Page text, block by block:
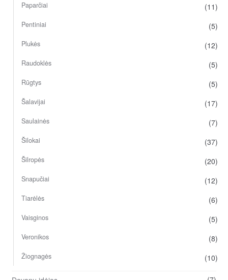
Paparčiai (11)
Pentiniai (5)
Plukės (12)
Raudoklės (5)
Rūgtys (5)
Šalavijai (17)
Saulainės (7)
Šilokai (37)
Šilropės (20)
Snapučiai (12)
Tiarėlės (6)
Vaisginos (5)
Veronikos (8)
Žiognagės (10)